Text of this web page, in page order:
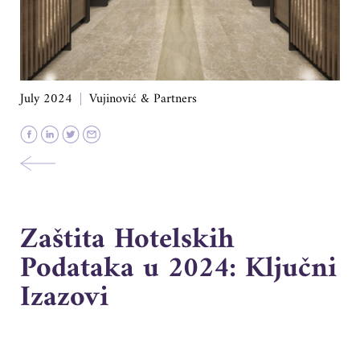
July 2024 Vujinović & Partners
Zaštita Hotelskih
Podataka u 2024: Ključni
Izazovi